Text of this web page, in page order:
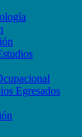
Egresados